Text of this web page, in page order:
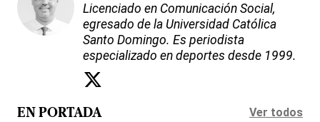
Licenciado en Comunicación Social,
egresado de la Universidad Católica
Santo Domingo. Es periodista
especializado en deportes desde 1999.
EN PORTADA Ver todos